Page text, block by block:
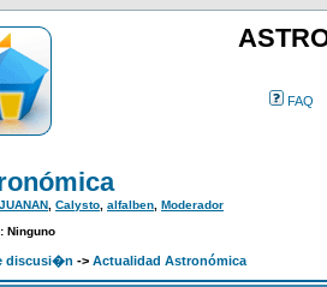
FAQ
JUANAN Calysto alfalben Moderador
Ninguno
discusi�n -> Actualidad Astronómica